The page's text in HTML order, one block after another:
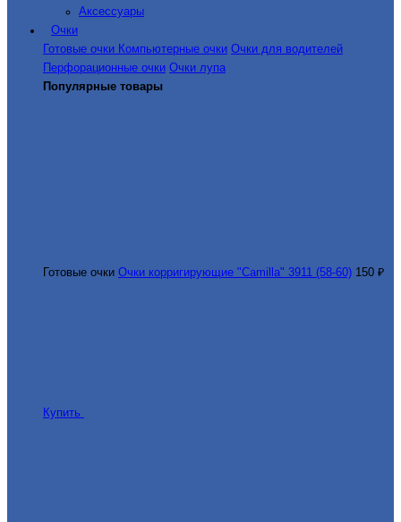
Аксессуары
Очки
Готовые очки Компьютерные очки Очки для водителей
Перфорационные очки Очки лупа
Популярные товары
Готовые очки Очки корригирующие "Camilla" 3911 (58-60) 150 ₽
Купить